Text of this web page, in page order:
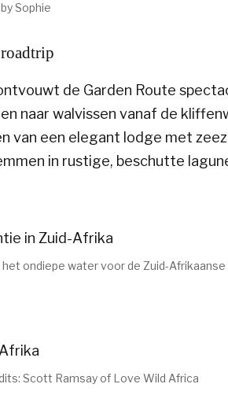
Sophie
de Garden Route
naar walvissen vanaf de
van een elegant lodge met
in rustige, beschutte
ondiepe water voor de Zuid-Afrikaanse
Scott Ramsay of Love Wild Africa